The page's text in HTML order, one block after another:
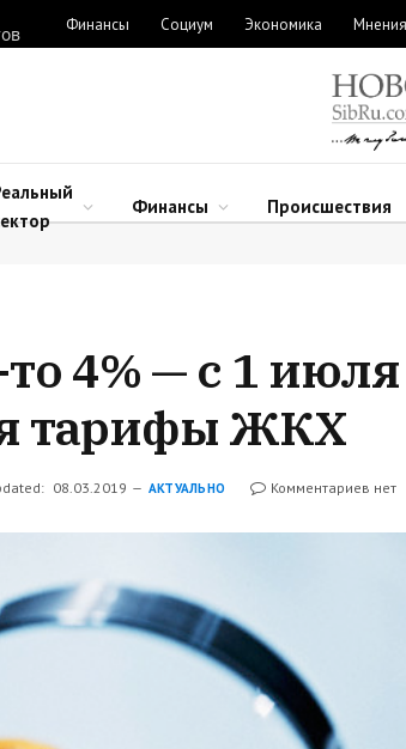
Финансы Социум Экономика Мнения
Финансы Происшествия
4% — с 1
тарифы ЖКХ
08.03.2019 АКТУАЛЬНО Комментариев нет